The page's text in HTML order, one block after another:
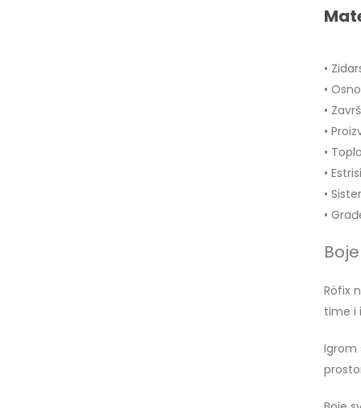
•
•
•
•
•
•
•
•
Röfix
time i
Igrom